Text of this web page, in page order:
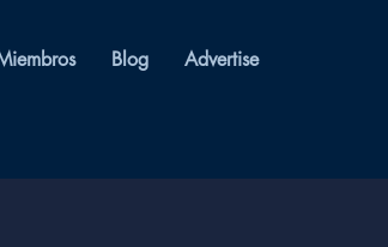
Blog Advertise